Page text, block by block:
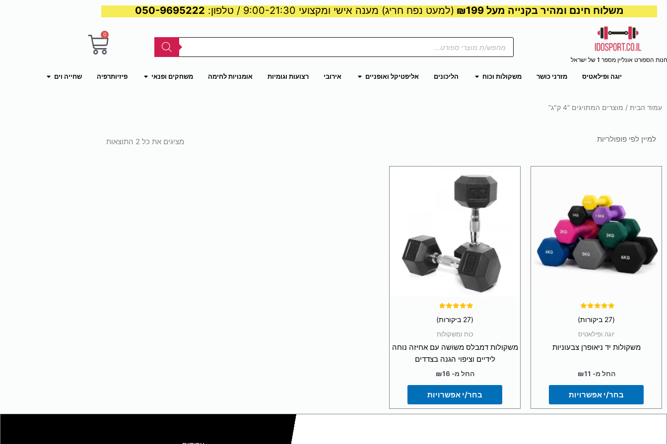
משלוח חינם ומהיר בקנייה מעל ₪199 (למעט נפח חריג) מענה אישי ומקצועי 9:00-21:30 / טלפון: 050-9695222
חנות הספורט אונליין מספר 1 של ישראל
Products
search
0
עגלת
יוגה ופילאטיס מזרני כושר משקולות וכוח פתח משקולות וכוח
הליכונים אליפטיקל ואופניים פתח אליפטיקל ואופניים
אירובי רצועות וגומיות אומנויות לחימה משחקים ופנאי פתח משחקים ופנאי
פיזיותרפיה שחייה וים פתח שחייה וים
עמוד הבית / מוצרים המתויגים “4 ק"ג”
מציגים את כל ⁦2⁩ התוצאות לפי
5.00
(27 ביקורות)
יוגה ופילאטיס
משקולות יד ניאופרן צבעוניות
החל מ- ₪11
בחר/י אפשרויות
יש
מספר
סוגים.
ניתן
לבחור
את
האפשרויות
4.93
(27 ביקורות)
כוח ומשקולות
משקולות דמבלס משושה עם אחיזה נוחה
לידיים וציפוי הגנה בצדדים
החל מ- ₪16
בחר/י אפשרויות
זה
לבחור
את
האפשרויות